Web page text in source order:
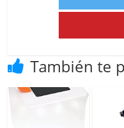
También te